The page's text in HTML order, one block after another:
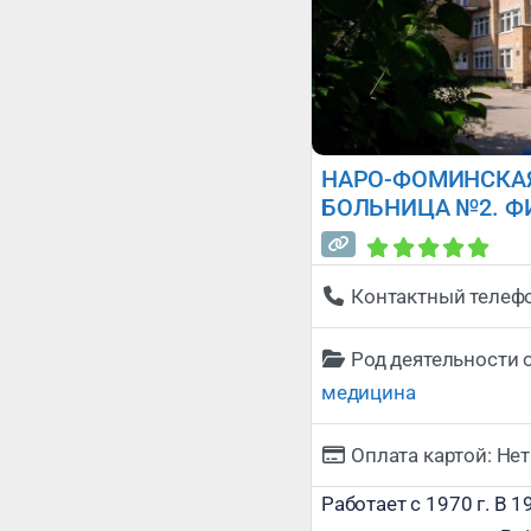
НАРО-
БОЛЬНИЦА №2.
Контактный
Род деятельности
медицина
Оплата картой: Нет
Работает с 1970 г. В